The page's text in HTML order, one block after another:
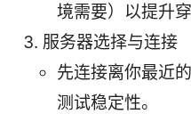
境需要）以提升穿
服务器选择与连接
先连接离你最近
测试稳定性。